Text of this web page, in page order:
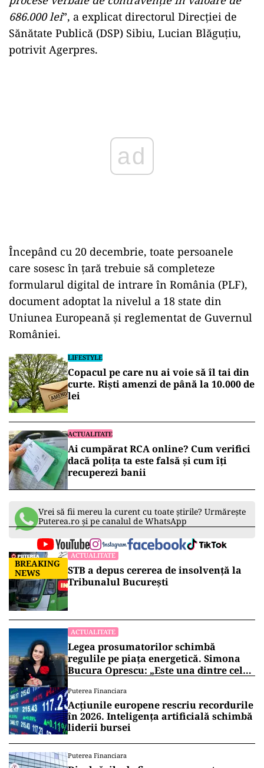
686.000 lei”, a explicat directorul Direcţiei de
Sănătate Publică (DSP) Sibiu, Lucian Blăguţiu,
potrivit Agerpres.
ad
Începând cu 20 decembrie, toate persoanele
care sosesc în ţară trebuie să completeze
formularul digital de intrare în România (PLF),
document adoptat la nivelul a 18 state din
Uniunea Europeană şi reglementat de Guvernul
României.
LIFESTYLE
Copacul pe care nu ai voie să îl tai din
curte. Riști amenzi de până la 10.000 de
lei
ACTUALITATE
Ai cumpărat RCA online? Cum verifici
dacă polița ta este falsă și cum îți
recuperezi banii
Vrei să fii mereu la curent cu toate știrile? Urmărește
Puterea.ro și pe canalul de WhatsApp
BREAKING
NEWS
ACTUALITATE
STB a depus cererea de insolvență la
Tribunalul București
ACTUALITATE
Legea prosumatorilor schimbă
regulile pe piața energetică. Simona
Bucura Oprescu: „Este una dintre cele
Puterea Financiara
Acțiunile europene rescriu recordurile
în 2026. Inteligența artificială schimbă
liderii bursei
Puterea Financiara